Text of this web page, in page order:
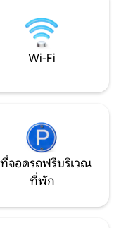
ร
Wi-Fi
จอดรถฟรีบริเวณ
ที่พัก